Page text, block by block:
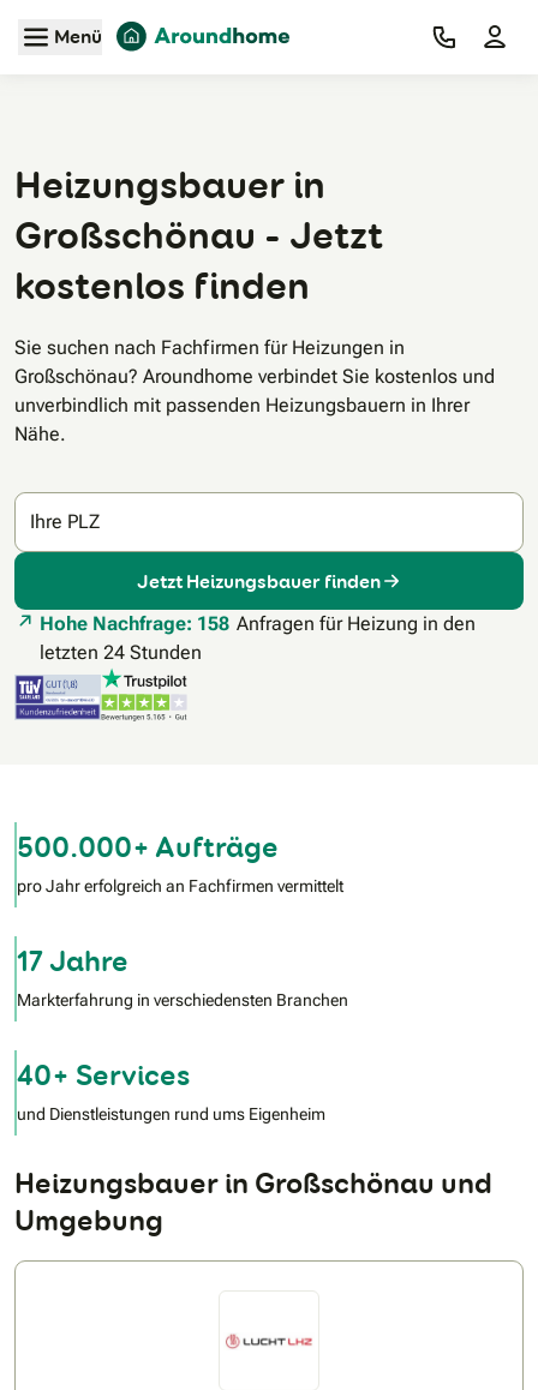
Zum Hauptinhalt
Menü
Heizungsbauer in
Großschönau - Jetzt
kostenlos finden
Sie suchen nach Fachfirmen für Heizungen in
Großschönau? Aroundhome verbindet Sie kostenlos und
unverbindlich mit passenden Heizungsbauern in Ihrer
Nähe.
Ihre PLZ
Jetzt Heizungsbauer finden
Hohe Nachfrage: 158 Anfragen für Heizung in den
letzten 24 Stunden
500.000+ Aufträge
pro Jahr erfolgreich an Fachfirmen vermittelt
17 Jahre
Markterfahrung in verschiedensten Branchen
40+ Services
und Dienstleistungen rund ums Eigenheim
Heizungsbauer in Großschönau und
Umgebung